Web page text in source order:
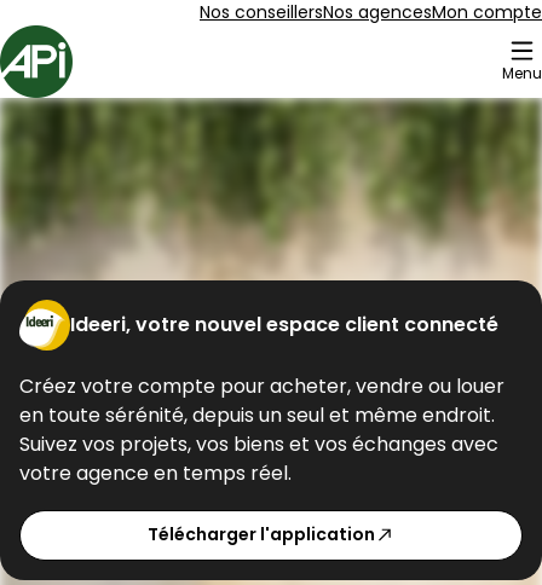
Nos conseillersNos agencesMon compte
Accueil
Menu
Mon compte
Ideeri, votre nouvel espace client connecté
Créez votre compte pour acheter, vendre ou louer
en toute sérénité, depuis un seul et même endroit.
Suivez vos projets, vos biens et vos échanges avec
votre agence en temps réel.
Télécharger l'application